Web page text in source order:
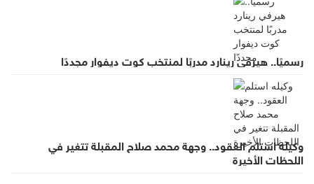
رسميًا.. هيرفي رينارد مدربًا لمنتخب كوت ديفوار مجددًا
وكيله استلم العقود.. وجهة محمد صلاح المقبلة تتغير في
اللحظات الأخيرة